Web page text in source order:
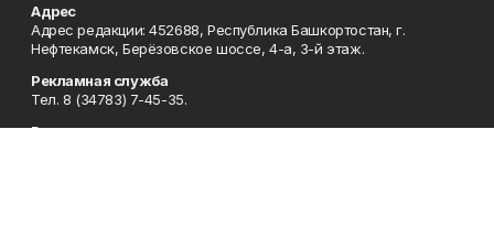
Адрес
Адрес редакции: 452688, Республика Башкортостан, г.
Нефтекамск, Берёзовское шоссе, 4-а, 3-й этаж.
Рекламная служба
Тел. 8 (34783) 7-45-35.
Редакция